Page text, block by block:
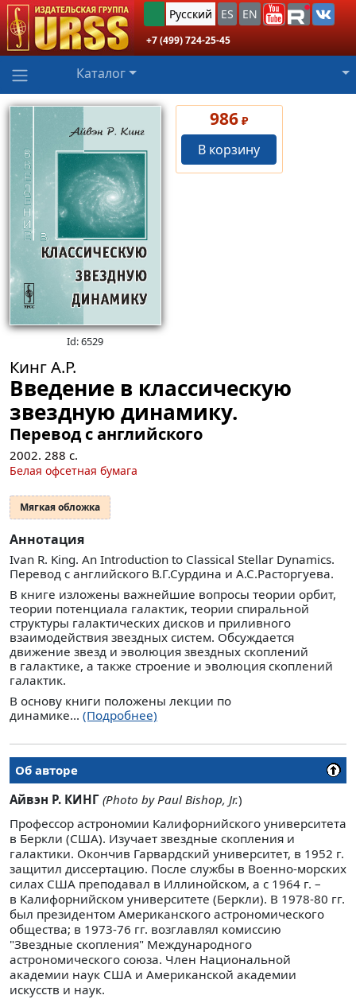
Русский ES EN
+7 (499) 724-25-45
Каталог
Id: 6529
986 ₽
В корзину
Кинг А.Р.
Введение в классическую
звездную динамику.
Перевод с английского
2002. 288 с.
Белая офсетная бумага
Мягкая обложка
Аннотация
Ivan R. King. An Introduction to Classical Stellar Dynamics.
Перевод с английского В.Г.Сурдина и А.С.Расторгуева.
В книге изложены важнейшие вопросы теории орбит,
теории потенциала галактик, теории спиральной
структуры галактических дисков и приливного
взаимодействия звездных систем. Обсуждается
движение звезд и эволюция звездных скоплений
в галактике, а также строение и эволюция скоплений
галактик.
В основу книги положены лекции по
динамике... (Подробнее)
Об авторе
Айвэн Р. КИНГ (Photo by Paul Bishop, Jr.)
Профессор астрономии Калифорнийского университета
в Беркли (США). Изучает звездные скопления и
галактики. Окончив Гарвардский университет, в 1952 г.
защитил диссертацию. После службы в Военно-морских
силах США преподавал в Иллинойском, а с 1964 г. –
в Калифорнийском университете (Беркли). В 1978-80 гг.
был президентом Американского астрономического
общества; в 1973-76 гг. возглавлял комиссию
"Звездные скопления" Международного
астрономического союза. Член Национальной
академии наук США и Американской академии
искусств и наук.